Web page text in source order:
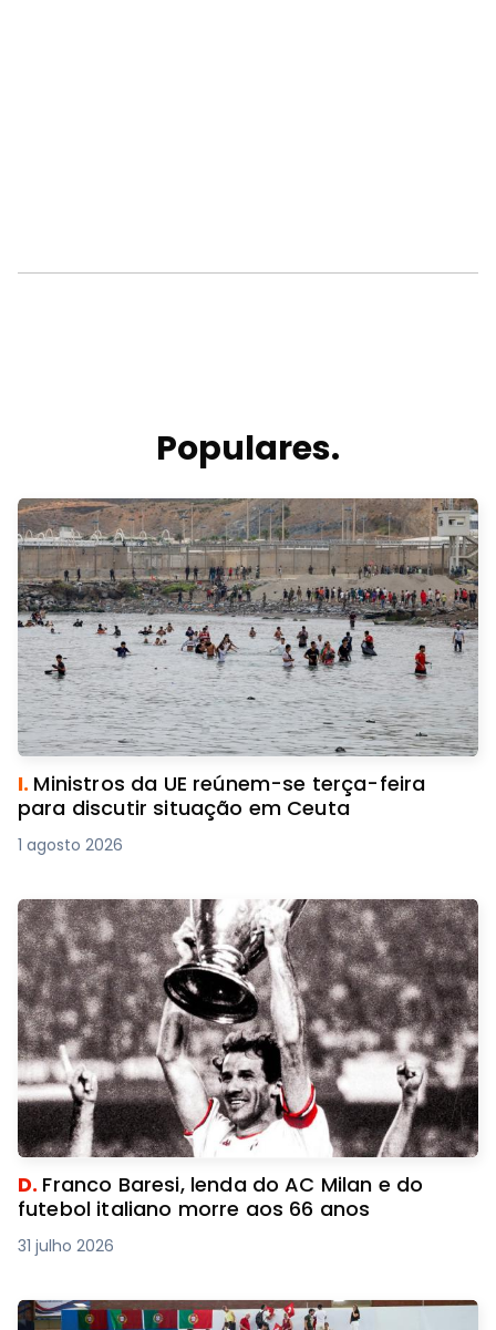
Populares.
I. Ministros da UE reúnem-se terça-feira
para discutir situação em Ceuta
1 agosto 2026
D. Franco Baresi, lenda do AC Milan e do
futebol italiano morre aos 66 anos
31 julho 2026